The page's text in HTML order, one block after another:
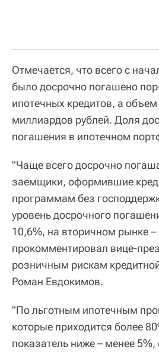
Отмечается, что всего с
было досрочно погашено
ипотечных кредитов, а
миллиардов рублей. Доля
погашения в ипотечном
"Чаще всего досрочно
заемщики, оформившие
программам без
уровень досрочного
10,6%, на вторичном рынке –
прокомментировал вице-
розничным рискам
Роман Евдокимов.
"По льготным ипотечным
которые приходится более
показатель ниже – менее 5%,